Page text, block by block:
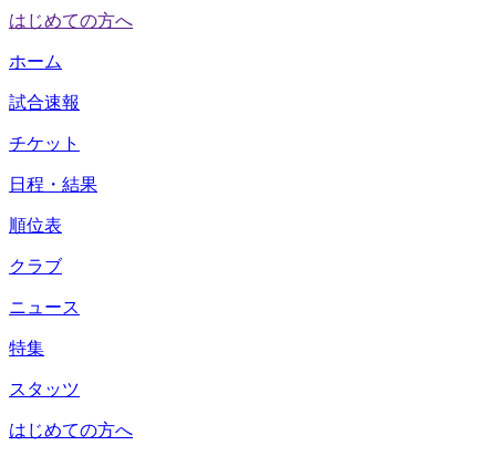
はじめての方へ
ホーム
試合速報
チケット
日程・結果
順位表
クラブ
ニュース
特集
スタッツ
はじめての方へ